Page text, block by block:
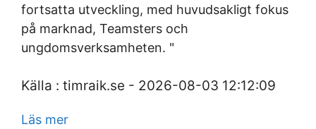
fortsatta utveckling, med huvudsakligt fokus
på marknad, Teamsters och
ungdomsverksamheten. "
Källa : timraik.se - 2026-08-03 12:12:09
Läs mer